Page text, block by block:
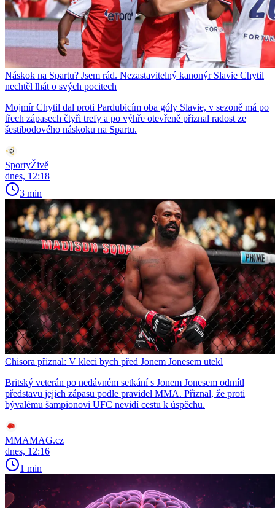
Náskok na Spartu? Jsem rád. Nezastavitelný kanonýr Slavie Chytil
nechtěl lhát o svých pocitech
Mojmír Chytil dal proti Pardubicím oba góly Slavie, v sezoně má po
třech zápasech čtyři trefy a po výhře otevřeně přiznal radost ze
šestibodového náskoku na Spartu.
SportyŽivě
dnes, 12:18
3 min
Chisora přiznal: V kleci bych před Jonem Jonesem utekl
Britský veterán po nedávném setkání s Jonem Jonesem odmítl
představu jejich zápasu podle pravidel MMA. Přiznal, že proti
bývalému šampionovi UFC nevidí cestu k úspěchu.
MMAMAG.cz
dnes, 12:16
1 min